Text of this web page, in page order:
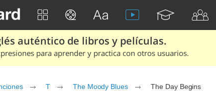
auténtico de libros y películas.
para aprender y practica con otros usuarios.
T The Moody Blues The Day Begins